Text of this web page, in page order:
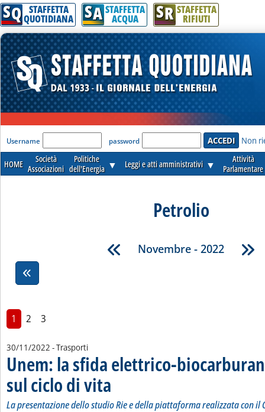
SQ STAFFETTA
QUOTIDIANA SA STAFFETTA
ACQUA SR STAFFETTA
RIFIUTI
'Modulo Login per accedere'
Username password Non
HOME
Società
Associazioni
Politiche
dell'Energia ▼ Leggi e atti amministrativi ▼
Attività
Parlamentare
Petrolio
Novembre - 2022
1 2 3
30/11/2022 - Trasporti
Unem: la sfida elettrico-
sul ciclo di vita
La presentazione dello studio Rie e della piattaforma realizzata con il